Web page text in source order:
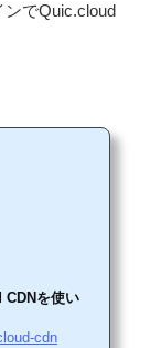
ンでQuic.cloud
CDNを使い
cdn